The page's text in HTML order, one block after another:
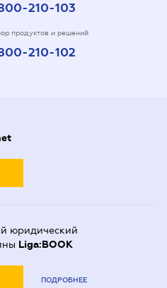
210-103
продуктов и решений
210-102
юридический
Liga:BOOK
ПОДРОБНЕЕ